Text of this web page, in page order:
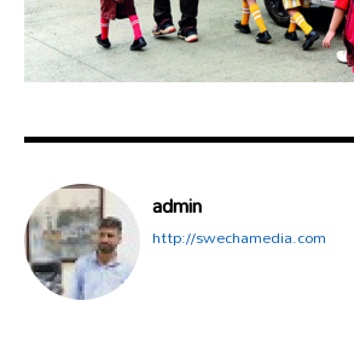
admin
http://swechamedia.com